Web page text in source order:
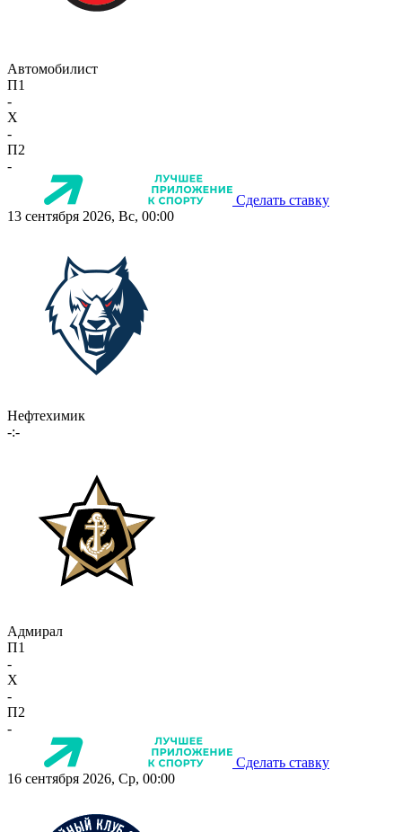
Автомобилист
П1
-
X
-
П2
-
Сделать ставку
13 сентября 2026, Вс, 00:00
Нефтехимик
-:-
Адмирал
П1
-
X
-
П2
-
Сделать ставку
16 сентября 2026, Ср, 00:00